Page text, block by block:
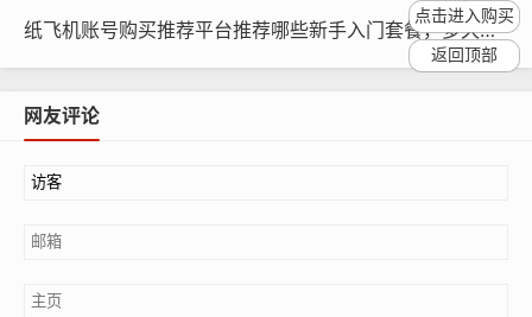
定期发布高质量内容：用户需要定期发布有价值的、有趣
的内容,以吸引关注和互动。
互动：用户需要积极参与其他用户的互动，如点赞、评
纸飞机账号购买推荐平台推荐哪些新手入门套餐，多久见效与如何选择指南学习
网友评论
点击进入购买
返回顶部